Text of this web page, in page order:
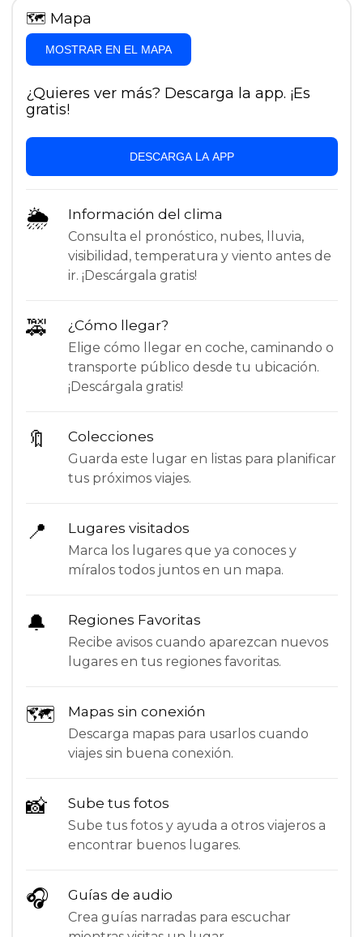
🗺 Mapa
MOSTRAR EN EL MAPA
¿Quieres ver más? Descarga la app. ¡Es
gratis!
DESCARGA LA APP
🌦 Información del clima
Consulta el pronóstico, nubes, lluvia,
visibilidad, temperatura y viento antes de
ir. ¡Descárgala gratis!
🚕 ¿Cómo llegar?
Elige cómo llegar en coche, caminando o
transporte público desde tu ubicación.
¡Descárgala gratis!
🔖 Colecciones
Guarda este lugar en listas para planificar
tus próximos viajes.
📍 Lugares visitados
Marca los lugares que ya conoces y
míralos todos juntos en un mapa.
🔔 Regiones Favoritas
Recibe avisos cuando aparezcan nuevos
lugares en tus regiones favoritas.
🗺 Mapas sin conexión
Descarga mapas para usarlos cuando
viajes sin buena conexión.
📸 Sube tus fotos
Sube tus fotos y ayuda a otros viajeros a
encontrar buenos lugares.
🎧 Guías de audio
Crea guías narradas para escuchar